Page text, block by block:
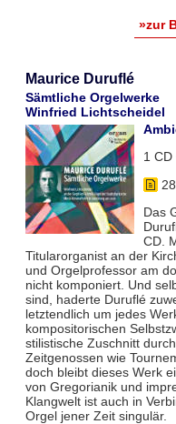
»zur
Maurice Duruflé
Sämtliche Orgelwerke
Winfried Lichtscheidel
1 CD
Das
CD.
Titularorganist an der
und Orgelprofessor am
nicht komponiert. Und
sind, haderte Duruflé
letztendlich um jedes
kompositorischen
stilistische Zuschnitt
Zeitgenossen wie
doch bleibt dieses Werk
von Gregorianik und
Klangwelt ist auch in
Orgel jener Zeit singulär.